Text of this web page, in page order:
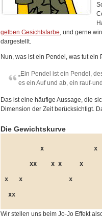
gelben Gesichtsfarbe, und gerne
dargestellt.
Nun, was ist ein Pendel, was tut ein
„Ein Pendel ist ein Pendel,
es ein Auf und ab, ein rauf-
Das ist eine häufige Aussage, die
Dimension der Zeit berücksichtigt.
Die Gewichtskurve
          x              x
       xx    x x     x
x   x             x
xx
Wir stellen uns beim Jo-Jo Effekt